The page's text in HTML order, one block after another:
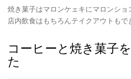
焼き菓子はマロンケェキにマロンショ
店内飲食はもちろんテイクアウトもで
コーヒーと焼き菓子
た